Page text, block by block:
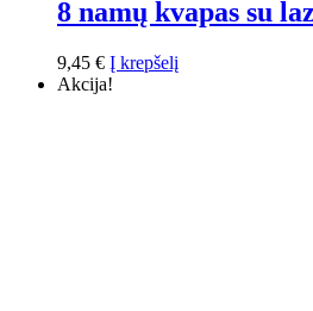
8 namų kvapas su
9,45 € Į krepšelį
Akcija!